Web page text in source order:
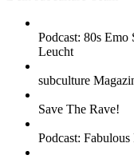
Podcast: 80s
Leucht
subculture
Save The Rave!
Podcast: